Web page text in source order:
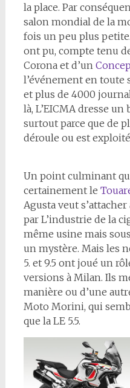
la place. Par
salon mondial de la
fois un peu plus
ont pu, compte tenu
Corona et d’un
l’événement en toute
et plus de 4000
là, L’EICMA dresse un
surtout parce que de
déroule ou est
Un point culminant
certainement le
Agusta veut
par L’industrie de la
même usine mais
un mystère. Mais les
5. et 9.5 ont joué un
versions à Milan. Ils
manière ou d’une
Moto Morini, qui
que la LE 5.5.